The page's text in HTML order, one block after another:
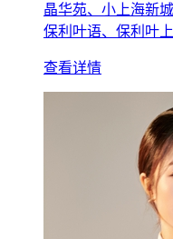
晶华苑、小上海新
保利叶语、保利叶
查看详情